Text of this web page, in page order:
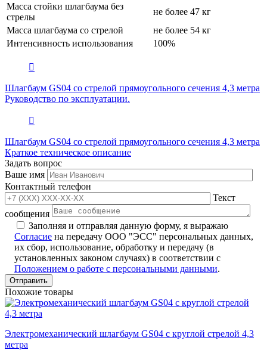
Масса стойки шлагбаума без
стрелы
не более 47 кг
Масса шлагбаума со стрелой
не более 54 кг
Интенсивность использования
100%
Шлагбаум GS04 со стрелой прямоугольного сечения 4,3 метра
Руководство по эксплуатации.
Шлагбаум GS04 со стрелой прямоугольного сечения 4,3 метра
Краткое техническое описание
Задать вопрос
Ваше имя
Контактный телефон
Текст
сообщения
Заполняя и отправляя данную форму, я выражаю
Согласие на передачу ООО "ЭСС" персональных данных,
их сбор, использование, обработку и передачу (в
установленных законом случаях) в соответствии с
Положением о работе с персональными данными.
Похожие товары
Электромеханический шлагбаум GS04 с круглой стрелой 4,3
метра